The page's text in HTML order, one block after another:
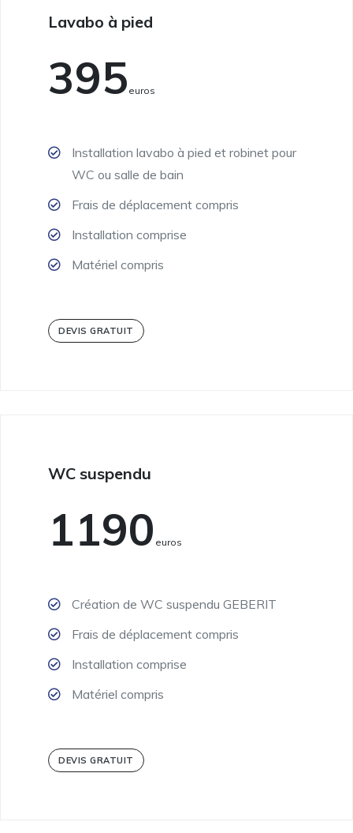
Lavabo à pied
395 Euros
Installation lavabo à pied et robinet pour
WC ou salle de bain
Frais de déplacement compris
Installation comprise
Matériel compris
DEVIS GRATUIT
WC suspendu
1190 Euros
Création de WC suspendu GEBERIT
Frais de déplacement compris
Installation comprise
Matériel compris
DEVIS GRATUIT